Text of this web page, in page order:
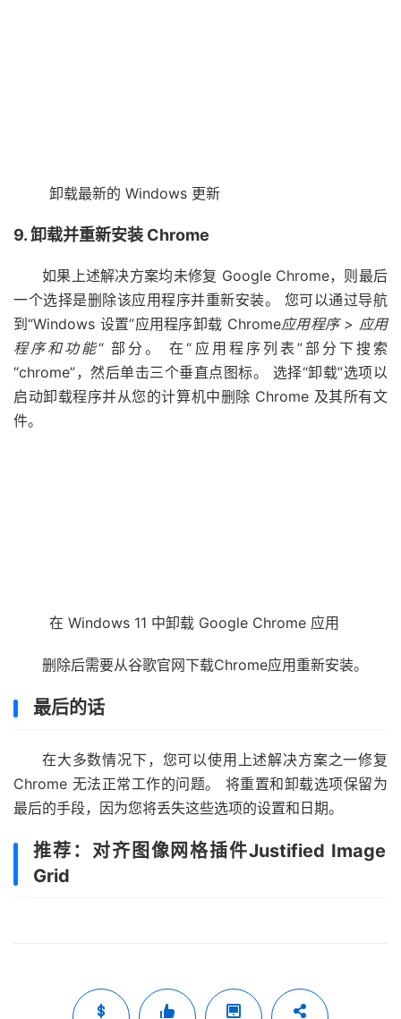
卸载最新的 Windows 更新
9. 卸载并重新安装 Chrome
如果上述解决方案均未修复 Google Chrome，则最后
一个选择是删除该应用程序并重新安装。 您可以通过导航
到“Windows 设置”应用程序卸载 Chrome应用程序 > 应用
程序和功能“ 部分。 在“应用程序列表”部分下搜索
“chrome”，然后单击三个垂直点图标。 选择“卸载”选项以
启动卸载程序并从您的计算机中删除 Chrome 及其所有文
件。
在 Windows 11 中卸载 Google Chrome 应用
删除后需要从谷歌官网下载Chrome应用重新安装。
最后的话
在大多数情况下，您可以使用上述解决方案之一修复
Chrome 无法正常工作的问题。 将重置和卸载选项保留为
最后的手段，因为您将丢失这些选项的设置和日期。
推荐：对齐图像网格插件Justified Image
Grid